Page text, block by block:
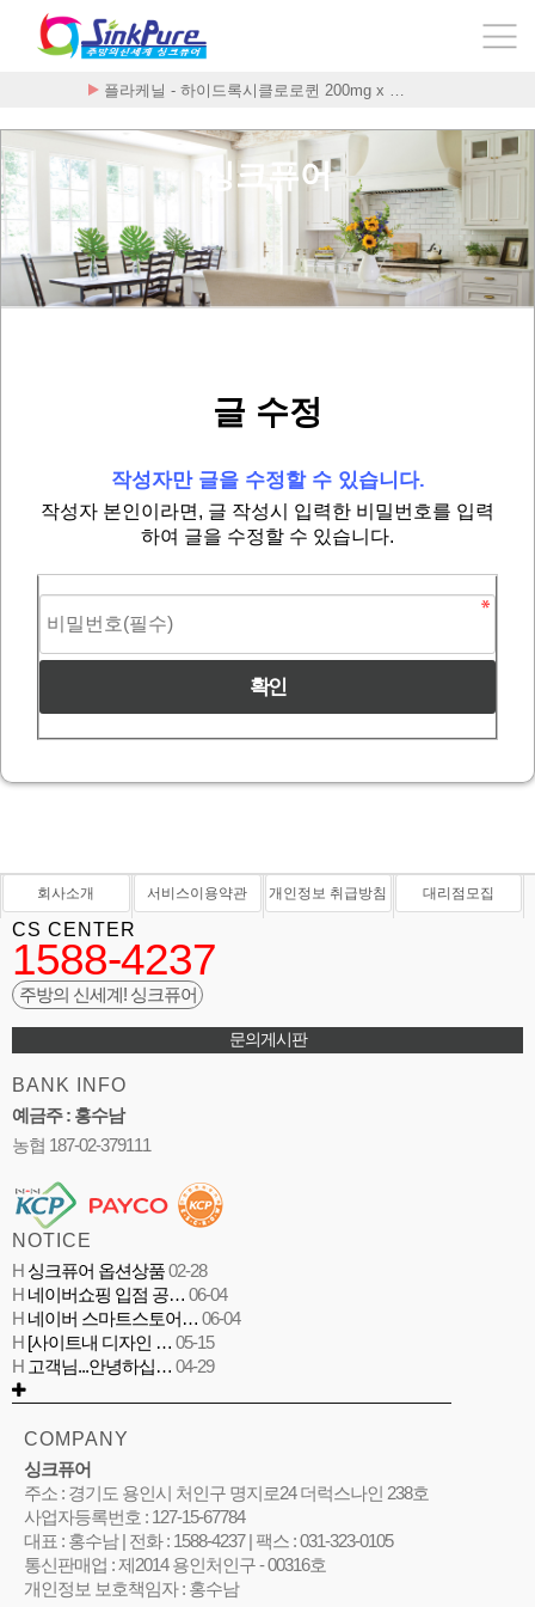
플라케닐 - 하이드록시클로로퀸 200mg x …
싱크퓨어
글 수정
작성자만 글을 수정할 수 있습니다.
작성자 본인이라면, 글 작성시 입력한 비밀번호를 입력
하여 글을 수정할 수 있습니다.
회사소개 서비스이용약관 개인정보 취급방침 대리점모집
CS CENTER
1588-4237
주방의 신세계! 싱크퓨어
문의게시판
BANK INFO
예금주 : 홍수남
농협 187-02-379111
NOTICE
H 싱크퓨어 옵션상품02-28
H 네이버쇼핑 입점 공… 06-04
H 네이버 스마트스토어… 06-04
H [사이트내 디자인 … 05-15
H 고객님...안녕하십… 04-29
COMPANY
싱크퓨어
주소 : 경기도 용인시 처인구 명지로24 더럭스나인 238호
사업자등록번호 : 127-15-67784
대표 : 홍수남 | 전화 : 1588-4237 | 팩스 : 031-323-0105
통신판매업 : 제2014 용인처인구 - 00316호
개인정보 보호책임자 : 홍수남